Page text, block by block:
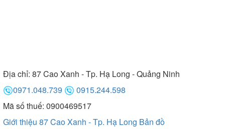
Địa chỉ: 87 Cao Xanh - Tp. Hạ Long - Quảng Ninh
0971.048.739
0915.244.598
Mã số thuế: 0900469517
Giới thiệu 87 Cao Xanh - Tp. Hạ Long Bản đồ